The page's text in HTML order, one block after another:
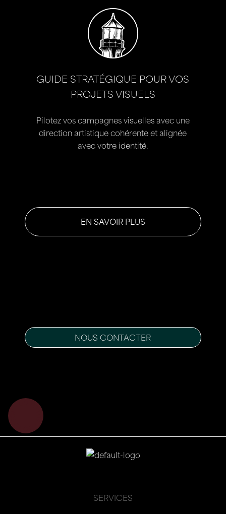
GUIDE STRATÉGIQUE POUR VOS
PROJETS VISUELS
Pilotez vos campagnes visuelles avec une
direction artistique cohérente et alignée
avec votre identité.
EN SAVOIR PLUS
NOUS CONTACTER
SERVICES